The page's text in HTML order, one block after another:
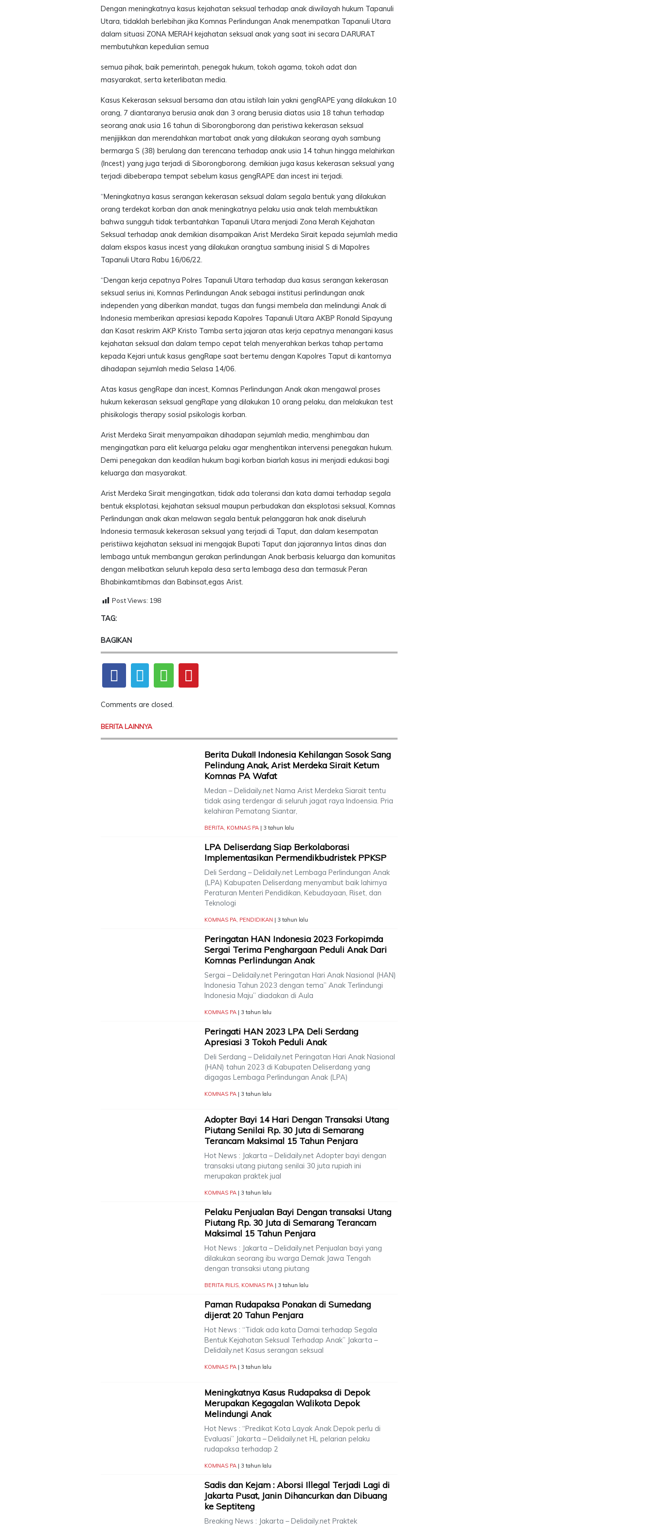
Dengan meningkatnya kasus kejahatan seksual terhadap anak diwilayah hukum Tapanuli
Utara, tidaklah berlebihan jika Komnas Perlindungan Anak menempatkan Tapanuli Utara
dalam situasi ZONA MERAH kejahatan seksual anak yang saat ini secara DARURAT
membutuhkan kepedulian semua
semua pihak, baik pemerintah, penegak hukum, tokoh agama, tokoh adat dan
masyarakat, serta keterlibatan media.
Kasus Kekerasan seksual bersama dan atau istilah lain yakni gengRAPE yang dilakukan 10
orang, 7 diantaranya berusia anak dan 3 orang berusia diatas usia 18 tahun terhadap
seorang anak usia 16 tahun di Siborongborong dan peristiwa kekerasan seksual
menjijikkan dan merendahkan martabat anak yang dilakukan seorang ayah sambung
bermarga S (38) berulang dan terencana terhadap anak usia 14 tahun hingga melahirkan
(Incest) yang juga terjadi di Siborongborong. demikian juga kasus kekerasan seksual yang
terjadi dibeberapa tempat sebelum kasus gengRAPE dan incest ini terjadi.
“Meningkatnya kasus serangan kekerasan seksual dalam segala bentuk yang dilakukan
orang terdekat korban dan anak meningkatnya pelaku usia anak telah membuktikan
bahwa sungguh tidak terbantahkan Tapanuli Utara menjadi Zona Merah Kejahatan
Seksual terhadap anak demikian disampaikan Arist Merdeka Sirait kepada sejumlah media
dalam ekspos kasus incest yang dilakukan orangtua sambung inisial S di Mapolres
Tapanuli Utara Rabu 16/06/22.
“Dengan kerja cepatnya Polres Tapanuli Utara terhadap dua kasus serangan kekerasan
seksual serius ini, Komnas Perlindungan Anak sebagai institusi perlindungan anak
independen yang diberikan mandat, tugas dan fungsi membela dan melindungi Anak di
Indonesia memberikan apresiasi kepada Kapolres Tapanuli Utara AKBP Ronald Sipayung
dan Kasat reskrim AKP Kristo Tamba serta jajaran atas kerja cepatnya menangani kasus
kejahatan seksual dan dalam tempo cepat telah menyerahkan berkas tahap pertama
kepada Kejari untuk kasus gengRape saat bertemu dengan Kapolres Taput di kantornya
dihadapan sejumlah media Selasa 14/06.
Atas kasus gengRape dan incest, Komnas Perlindungan Anak akan mengawal proses
hukum kekerasan seksual gengRape yang dilakukan 10 orang pelaku, dan melakukan test
phisikologis therapy sosial psikologis korban.
Arist Merdeka Sirait menyampaikan dihadapan sejumlah media, menghimbau dan
mengingatkan para elit keluarga pelaku agar menghentikan intervensi penegakan hukum.
Demi penegakan dan keadilan hukum bagi korban biarlah kasus ini menjadi edukasi bagi
keluarga dan masyarakat.
Arist Merdeka Sirait mengingatkan, tidak ada toleransi dan kata damai terhadap segala
bentuk eksplotasi, kejahatan seksual maupun perbudakan dan eksplotasi seksual, Komnas
Perlindungan anak akan melawan segala bentuk pelanggaran hak anak diseluruh
Indonesia termasuk kekerasan seksual yang terjadi di Taput, dan dalam kesempatan
peristiiwa kejahatan seksual ini mengajak Bupati Taput dan jajarannya lintas dinas dan
lembaga untuk membangun gerakan perlindungan Anak berbasis keluarga dan komunitas
dengan melibatkan seluruh kepala desa serta lembaga desa dan termasuk Peran
Bhabinkamtibmas dan Babinsat,egas Arist.
Post Views: 198
TAG:
BAGIKAN
Comments are closed.
BERITA LAINNYA
Berita Duka!! Indonesia Kehilangan Sosok Sang
Pelindung Anak, Arist Merdeka Sirait Ketum
Komnas PA Wafat
Medan – Delidaily.net Nama Arist Merdeka Siarait tentu
tidak asing terdengar di seluruh jagat raya Indoensia. Pria
kelahiran Pematang Siantar,
BERITA, KOMNAS PA | 3 tahun lalu
LPA Deliserdang Siap Berkolaborasi
Implementasikan Permendikbudristek PPKSP
Deli Serdang – Delidaily.net Lembaga Perlindungan Anak
(LPA) Kabupaten Deliserdang menyambut baik lahirnya
Peraturan Menteri Pendidikan, Kebudayaan, Riset, dan
Teknologi
KOMNAS PA, PENDIDIKAN | 3 tahun lalu
Peringatan HAN Indonesia 2023 Forkopimda
Sergai Terima Penghargaan Peduli Anak Dari
Komnas Perlindungan Anak
Sergai – Delidaily.net Peringatan Hari Anak Nasional (HAN)
Indonesia Tahun 2023 dengan tema” Anak Terlindungi
Indonesia Maju” diadakan di Aula
KOMNAS PA | 3 tahun lalu
Peringati HAN 2023 LPA Deli Serdang
Apresiasi 3 Tokoh Peduli Anak
Deli Serdang – Delidaily.net Peringatan Hari Anak Nasional
(HAN) tahun 2023 di Kabupaten Deliserdang yang
digagas Lembaga Perlindungan Anak (LPA)
KOMNAS PA | 3 tahun lalu
Adopter Bayi 14 Hari Dengan Transaksi Utang
Piutang Senilai Rp. 30 Juta di Semarang
Terancam Maksimal 15 Tahun Penjara
Hot News : Jakarta – Delidaily.net Adopter bayi dengan
transaksi utang piutang senilai 30 juta rupiah ini
merupakan praktek jual
KOMNAS PA | 3 tahun lalu
Pelaku Penjualan Bayi Dengan transaksi Utang
Piutang Rp. 30 Juta di Semarang Terancam
Maksimal 15 Tahun Penjara
Hot News : Jakarta – Delidaily.net Penjualan bayi yang
dilakukan seorang ibu warga Demak Jawa Tengah
dengan transaksi utang piutang
BERITA RILIS, KOMNAS PA | 3 tahun lalu
Paman Rudapaksa Ponakan di Sumedang
dijerat 20 Tahun Penjara
Hot News : “Tidak ada kata Damai terhadap Segala
Bentuk Kejahatan Seksual Terhadap Anak” Jakarta –
Delidaily.net Kasus serangan seksual
KOMNAS PA | 3 tahun lalu
Meningkatnya Kasus Rudapaksa di Depok
Merupakan Kegagalan Walikota Depok
Melindungi Anak
Hot News : “Predikat Kota Layak Anak Depok perlu di
Evaluasi” Jakarta – Delidaily.net HL pelarian pelaku
rudapaksa terhadap 2
KOMNAS PA | 3 tahun lalu
Sadis dan Kejam : Aborsi Illegal Terjadi Lagi di
Jakarta Pusat, Janin Dihancurkan dan Dibuang
ke Septiteng
Breaking News : Jakarta – Delidaily.net Praktek